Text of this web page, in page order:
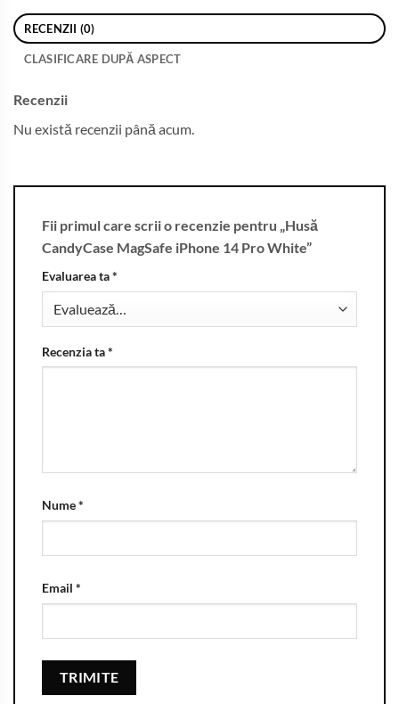
RECENZII (0)
CLASIFICARE DUPĂ ASPECT
Recenzii
Nu există recenzii până acum.
Fii primul care scrii o recenzie pentru „Husă
CandyCase MagSafe iPhone 14 Pro White”
Evaluarea ta*
Recenzia ta*
Nume*
Email *